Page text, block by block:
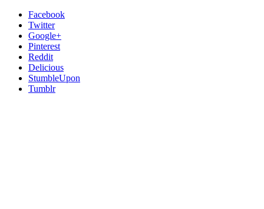
Facebook
Twitter
Google+
Pinterest
Reddit
Delicious
StumbleUpon
Tumblr